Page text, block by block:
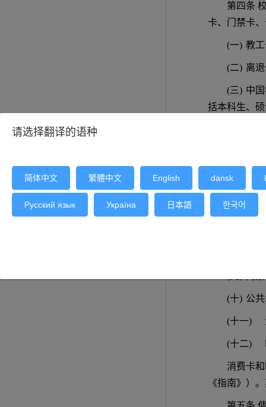
请选择翻译的语种
简体中文 繁體中文 English dansk
Русский язык Україна 日本語 한국어
第四条
卡、门禁卡
(一) 教
(二) 离
(三) 中
括本科生、
(六)
员
保洁、保安
公
(十) 公
(十一)
(十二)
消费卡
《指南》）